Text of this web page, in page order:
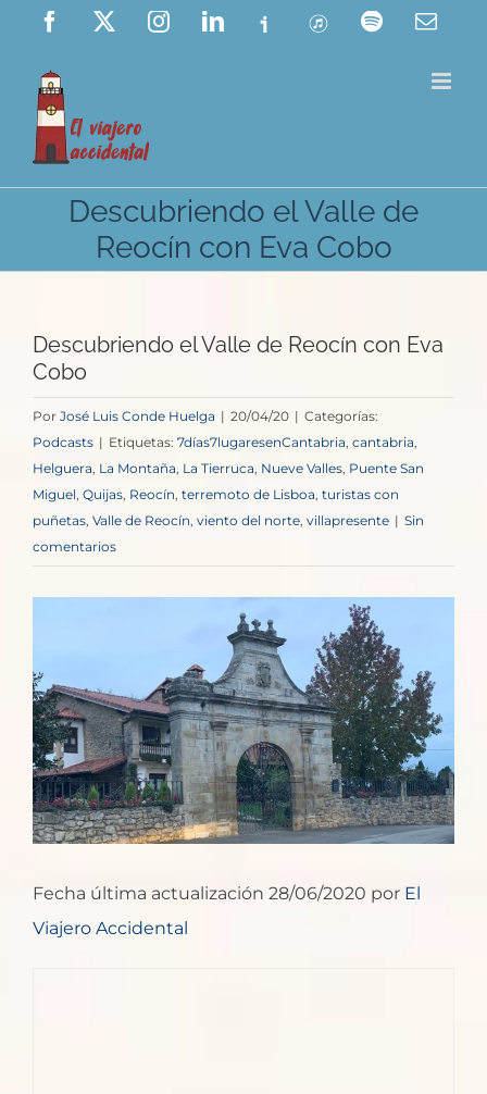
Saltar
contenido
Facebook InstagramLinkedIn
Ivoox ITunes Spotify
Descubriendo el Valle de
Reocín con Eva Cobo
Descubriendo el Valle de Reocín con Eva
Cobo
Por José Luis Conde Huelga | 20/04/20 | Categorías:
Podcasts | Etiquetas: 7días7lugaresenCantabria, cantabria,
Helguera, La Montaña, La Tierruca, Nueve Valles, Puente San
Miguel, Quijas, Reocín, terremoto de Lisboa, turistas con
puñetas, Valle de Reocín, viento del norte, villapresente | Sin
comentarios
más
grande
Fecha última actualización 28/06/2020 por El
Viajero Accidental